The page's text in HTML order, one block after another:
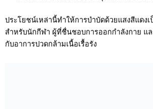
ประโยชน์เหล่านี้ทำให้การบำบัดด้วยแสงสีแดง
สำหรับนักกีฬา ผู้ที่ชื่นชอบการออกกำลังกาย แ
กับอาการปวดกล้ามเนื้อเรื้อรัง